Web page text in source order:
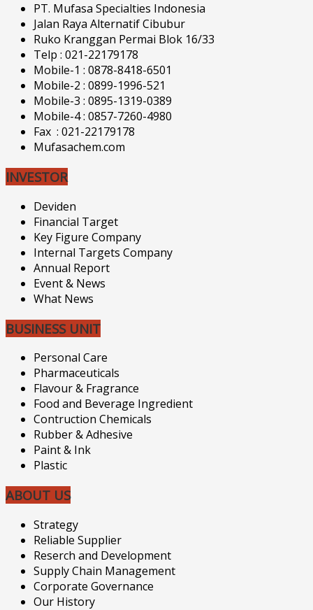
PT. Mufasa Specialties Indonesia
Jalan Raya Alternatif Cibubur
Ruko Kranggan Permai Blok 16/33
Telp : 021-22179178
Mobile-1 : 0878-8418-6501
Mobile-2 : 0899-1996-521
Mobile-3 : 0895-1319-0389
Mobile-4 : 0857-7260-4980
Fax : 021-22179178
Mufasachem.com
INVESTOR
Deviden
Financial Target
Key Figure Company
Internal Targets Company
Annual Report
Event & News
What News
BUSINESS UNIT
Personal Care
Pharmaceuticals
Flavour & Fragrance
Food and Beverage Ingredient
Contruction Chemicals
Rubber & Adhesive
Paint & Ink
Plastic
ABOUT US
Strategy
Reliable Supplier
Reserch and Development
Supply Chain Management
Corporate Governance
Our History